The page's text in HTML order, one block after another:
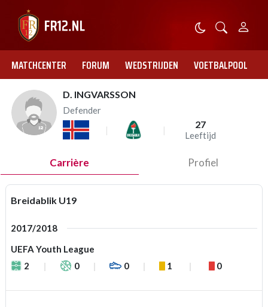
MATCHCENTER FORUM WEDSTRIJDEN VOETBALPOOL
D. INGVARSSON
Defender
27
Leeftijd
Carrière Profiel
Breidablik U19
2017/2018
UEFA Youth League
2
0 0 1 0